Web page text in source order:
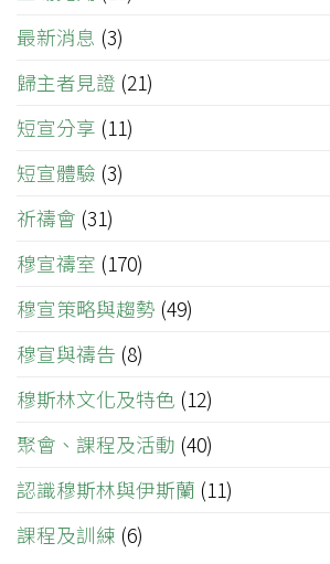
最新消息 (3)
歸主者見證 (21)
短宣分享 (11)
短宣體驗 (3)
祈禱會 (31)
穆宣禱室 (170)
穆宣策略與趨勢 (49)
穆宣與禱告 (8)
穆斯林文化及特色 (12)
聚會、課程及活動 (40)
認識穆斯林與伊斯蘭 (11)
課程及訓練 (6)